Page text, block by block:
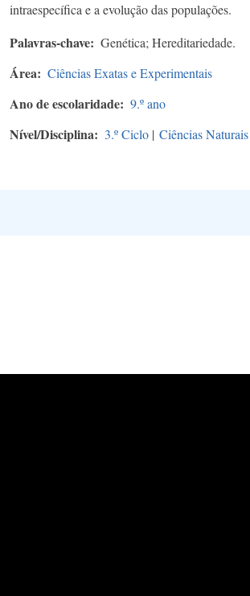
intraespecífica e a evolução das populações.
Palavras-chave Genética; Hereditariedade.
Área Ciências Exatas e Experimentais
Ano de escolaridade 9.º ano
Nível/Disciplina 3.º Ciclo | Ciências Naturais